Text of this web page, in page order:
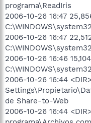
programa\ReadIris
2006-10-26 16:47
2006-10-26 16:47
2006-10-26 16:46
2006-10-26 16:44
de Share-to-Web
2006-10-26 16:44